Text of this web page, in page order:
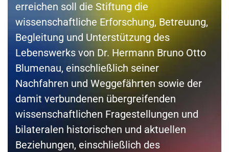
erreichen soll die Stiftung die
wissenschaftliche Erforschung, Betreuung,
Begleitung und Unterstützung des
Lebenswerks von Dr. Hermann Bruno Otto
Blumenau, einschließlich seiner
Nachfahren und Weggefährten sowie der
damit verbundenen übergreifenden
wissenschaftlichen Fragestellungen und
bilateralen historischen und aktuellen
Beziehungen, einschließlich des